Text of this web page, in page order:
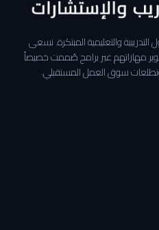
والتعليمية المبتكرة. نسعى
مهاراتهم عبر برامج صُممت خصيصاً
وتطلعات سوق العمل المستقبلي.